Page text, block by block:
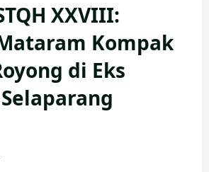
XXVIII:
Kompak
di Eks